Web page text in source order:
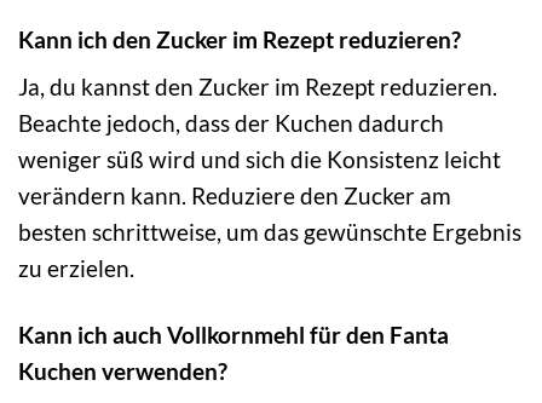
Kann ich den Zucker im Rezept reduzieren?
Ja, du kannst den Zucker im Rezept reduzieren.
Beachte jedoch, dass der Kuchen dadurch
weniger süß wird und sich die Konsistenz leicht
verändern kann. Reduziere den Zucker am
besten schrittweise, um das gewünschte Ergebnis
zu erzielen.
Kann ich auch Vollkornmehl für den Fanta
Kuchen verwenden?